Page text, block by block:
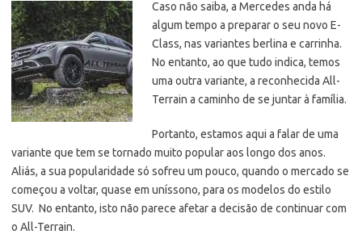
Caso não saiba, a Mercedes anda há
algum tempo a preparar o seu novo E-
Class, nas variantes berlina e carrinha.
No entanto, ao que tudo indica, temos
uma outra variante, a reconhecida All-
Terrain a caminho de se juntar à família.
Portanto, estamos aqui a falar de uma
variante que tem se tornado muito popular aos longo dos anos.
Aliás, a sua popularidade só sofreu um pouco, quando o mercado se
começou a voltar, quase em uníssono, para os modelos do estilo
SUV. No entanto, isto não parece afetar a decisão de continuar com
o All-Terrain.